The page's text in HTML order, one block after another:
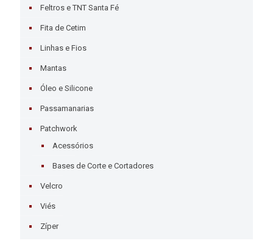
Feltros e TNT Santa Fé
Fita de Cetim
Linhas e Fios
Mantas
Óleo e Silicone
Passamanarias
Patchwork
Acessórios
Bases de Corte e Cortadores
Velcro
Viés
Zíper